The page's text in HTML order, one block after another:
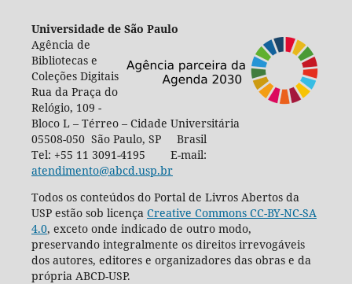
Universidade de São Paulo
Agência de
Bibliotecas e
Coleções Digitais
Rua da Praça do
Relógio, 109 -
Bloco L – Térreo – Cidade Universitária
05508-050 São Paulo, SP Brasil
Tel: +55 11 3091-4195 E-mail:
atendimento@abcd.usp.br
Todos os conteúdos do Portal de Livros Abertos da
USP estão sob licença Creative Commons CC-BY-NC-SA
4.0, exceto onde indicado de outro modo,
preservando integralmente os direitos irrevogáveis
dos autores, editores e organizadores das obras e da
própria ABCD-USP.